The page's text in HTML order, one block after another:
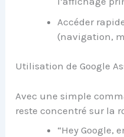
Accéder
(navigation,
Utilisation de Google
Avec une simple
reste concentré sur la
“Hey Google,